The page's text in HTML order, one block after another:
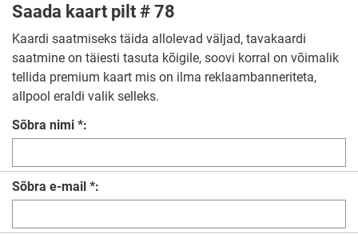
Saada kaart pilt # 78
Kaardi saatmiseks täida allolevad väljad, tavakaardi
saatmine on täiesti tasuta kõigile, soovi korral on võimalik
tellida premium kaart mis on ilma reklaambanneriteta,
allpool eraldi valik selleks.
Sõbra nimi *:
Sõbra e-mail *: